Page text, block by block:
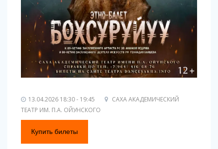
13.04.2026 18:30 - 19:45
САХА АКАДЕМИЧЕСКИЙ
ТЕАТР ИМ. П.А. ОЙУНСКОГО
Купить билеты